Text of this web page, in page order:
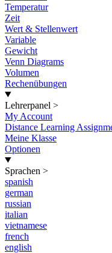
Temperatur
Zeit
Wert & Stellenwert
Variable
Gewicht
Venn Diagrams
Volumen
Rechenübungen
Lehrerpanel >
My Account
Distance Learning
Meine Klasse
Optionen
Sprachen >
spanish
german
russian
italian
vietnamese
french
english